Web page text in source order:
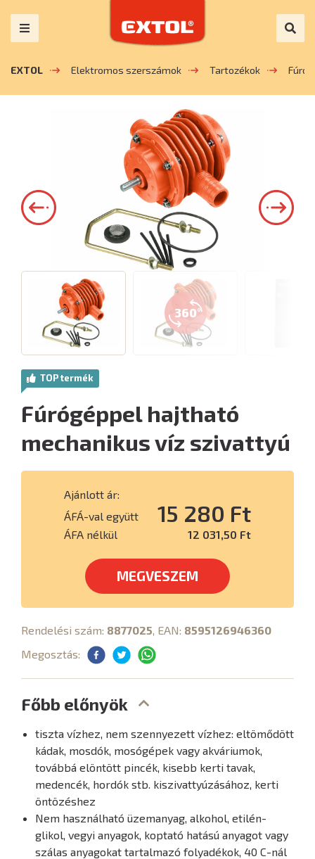
EXTOL Elektromos szerszámok Tartozékok
360°
TOP termék
Fúrógéppel hajtható
mechanikus víz szivattyú
Ajánlott ár:
ÁFÁ-val együtt
15 280 Ft
ÁFA nélkül 12 031,50 Ft
MEGVESZEM
Rendelési szám: 8877025 , EAN: 8595126946360
Megosztás:
Főbb előnyök
tiszta vízhez, nem szennyezett vízhez: eltömődött
kádak, mosdók, mosógépek vagy akváriumok,
továbbá elöntött pincék, kisebb kerti tavak,
medencék, hordók stb. kiszivattyúzásához, kerti
öntözéshez
Nem használható üzemanyag, alkohol, etilén-
glikol, vegyi anyagok, koptató hatású anyagot vagy
szálas anyagokat tartalmazó folyadékok, 40 C-nál